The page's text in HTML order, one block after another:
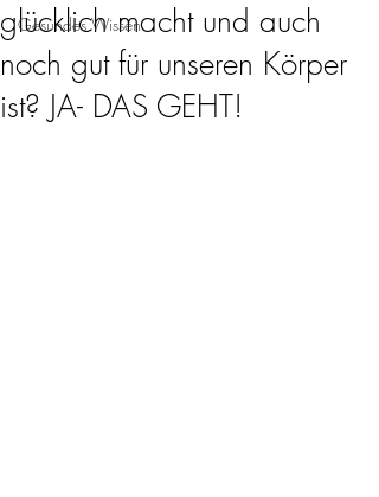
Gesundes Wissen
glücklich macht und auch
noch gut für unseren Körper
ist? JA- DAS GEHT!